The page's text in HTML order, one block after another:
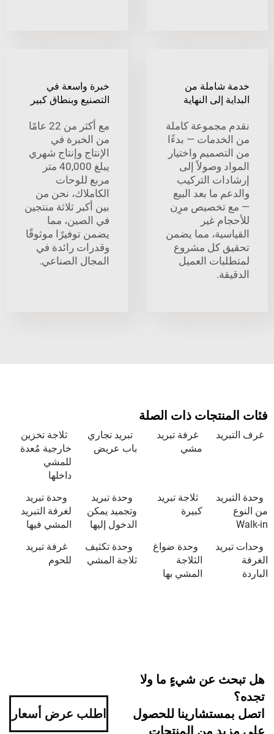
من
إلى النهاية
كاملة
— بدءًا
واختيار
وصولاً إلى
التركيب
ما بعد البيع
تخصيص مرِن
غير
مما يضمن
كل مشروع
العميل
خبرة واسعة في
التصنيع وبنطاق كبير
مع أكثر من 22 عامًا
من الخبرة في
الإنتاج وإنتاج شهري
يبلغ 40,000 متر
مربع للوحات
الكاملاك، نحن من
بين أكبر ثلاثة منتجين
في الصين، مما
يضمن توفيرًا موثوقًا
وقدرات رائدة في
المجال الصناعي.
ذات الصلة
غرفة تبريد
تبريد تجاري
باب عريض
ثلاجة تخزين
خارجية مُعدة
ثلاجة تبريد
كبيرة
وحدة تبريد
وتجميد يمكن
وحدة تبريد
لغرفة التبريد
المشي فيها
وحدة ضواغ
الثلاجة
المشي بها
وحدة تكثيف
ثلاجة المشي
غرفة تبريد
للحوم
عن شيءٍ ما ولا
للحصول
من المنتجات
اطلب عرض أسعار